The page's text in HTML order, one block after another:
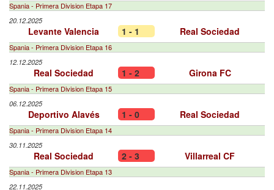
Spania - Primera Division Etapa 17
20.12.2025
Levante Valencia 1 - 1 Real Sociedad
Spania - Primera Division Etapa 16
12.12.2025
Real Sociedad 1 - 2 Girona FC
Spania - Primera Division Etapa 15
06.12.2025
Deportivo Alavés 1 - 0 Real Sociedad
Spania - Primera Division Etapa 14
30.11.2025
Real Sociedad 2 - 3 Villarreal CF
Spania - Primera Division Etapa 13
22.11.2025